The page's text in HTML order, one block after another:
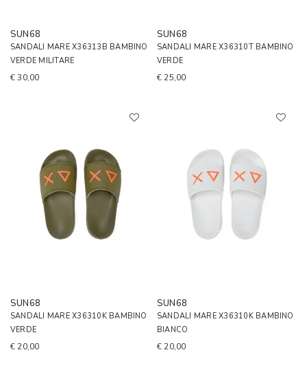
SUN68
SANDALI MARE X36313B BAMBINO
VERDE MILITARE
€ 30,00
SUN68
SANDALI MARE X36310T BAMBINO
VERDE
€ 25,00
SUN68
SANDALI MARE X36310K BAMBINO
VERDE
€ 20,00
SUN68
SANDALI MARE X36310K BAMBINO
BIANCO
€ 20,00